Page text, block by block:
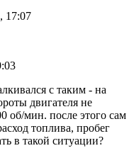
17:07
с таким - на
двигателя не
об/мин. после этого сам
топлива, пробег
в такой ситуации?